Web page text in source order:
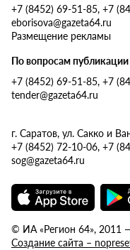
+7 (8452) 69-51-85, +7
eborisova@gazeta64.ru
Размещение рекламы
По вопросам
+7 (8452) 69-51-85, +7
tender@gazeta64.ru
г. Саратов, ул. Сакко и
+7 (8452) 72-10-06, +7
sog@gazeta64.ru
© ИА «Регион 64», 2011
Создание сайта –